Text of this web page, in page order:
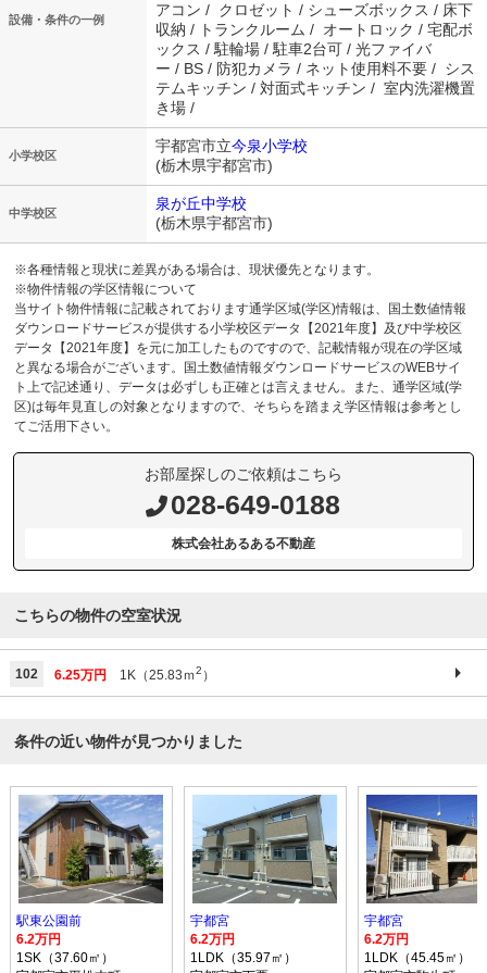
設備・条件の一例
アコン / クロゼット / シューズボックス / 床下
収納 / トランクルーム / オートロック / 宅配ボ
ックス / 駐輪場 / 駐車2台可 / 光ファイバ
ー / BS / 防犯カメラ / ネット使用料不要 / シス
テムキッチン / 対面式キッチン / 室内洗濯機置
き場 /
小学校区
宇都宮市立今泉小学校
(栃木県宇都宮市)
中学校区
泉が丘中学校
(栃木県宇都宮市)
※各種情報と現状に差異がある場合は、現状優先となります。
※物件情報の学区情報について
当サイト物件情報に記載されております通学区域(学区)情報は、国土数値情報
ダウンロードサービスが提供する小学校区データ【2021年度】及び中学校区
データ【2021年度】を元に加工したものですので、記載情報が現在の学区域
と異なる場合がございます。国土数値情報ダウンロードサービスのWEBサイ
ト上で記述通り、データは必ずしも正確とは言えません。また、通学区域(学
区)は毎年見直しの対象となりますので、そちらを踏まえ学区情報は参考とし
てご活用下さい。
お部屋探しのご依頼はこちら
028-649-0188
株式会社あるある不動産
こちらの物件の空室状況
102 6.25万円 1K（25.83ｍ2 ）
条件の近い物件が見つかりました
駅東公園前
6.2万円
1SK（37.60㎡）
宇都宮
6.2万円
1LDK（35.97㎡）
宇都宮
6.2万円
1LDK（45.45㎡）